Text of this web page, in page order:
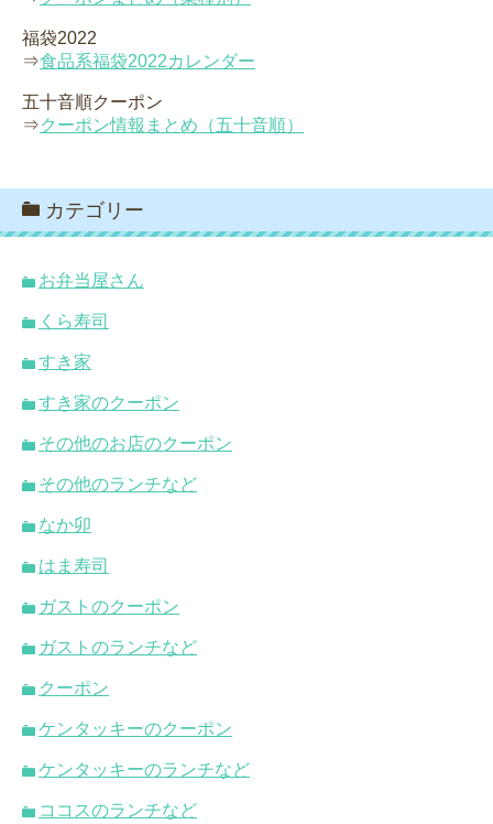
福袋2022
⇒食品系福袋2022カレンダー
五十音順クーポン
⇒クーポン情報まとめ（五十音順）
カテゴリー
お弁当屋さん
くら寿司
すき家
すき家のクーポン
その他のお店のクーポン
その他のランチなど
なか卯
はま寿司
ガストのクーポン
ガストのランチなど
クーポン
ケンタッキーのクーポン
ケンタッキーのランチなど
ココスのランチなど